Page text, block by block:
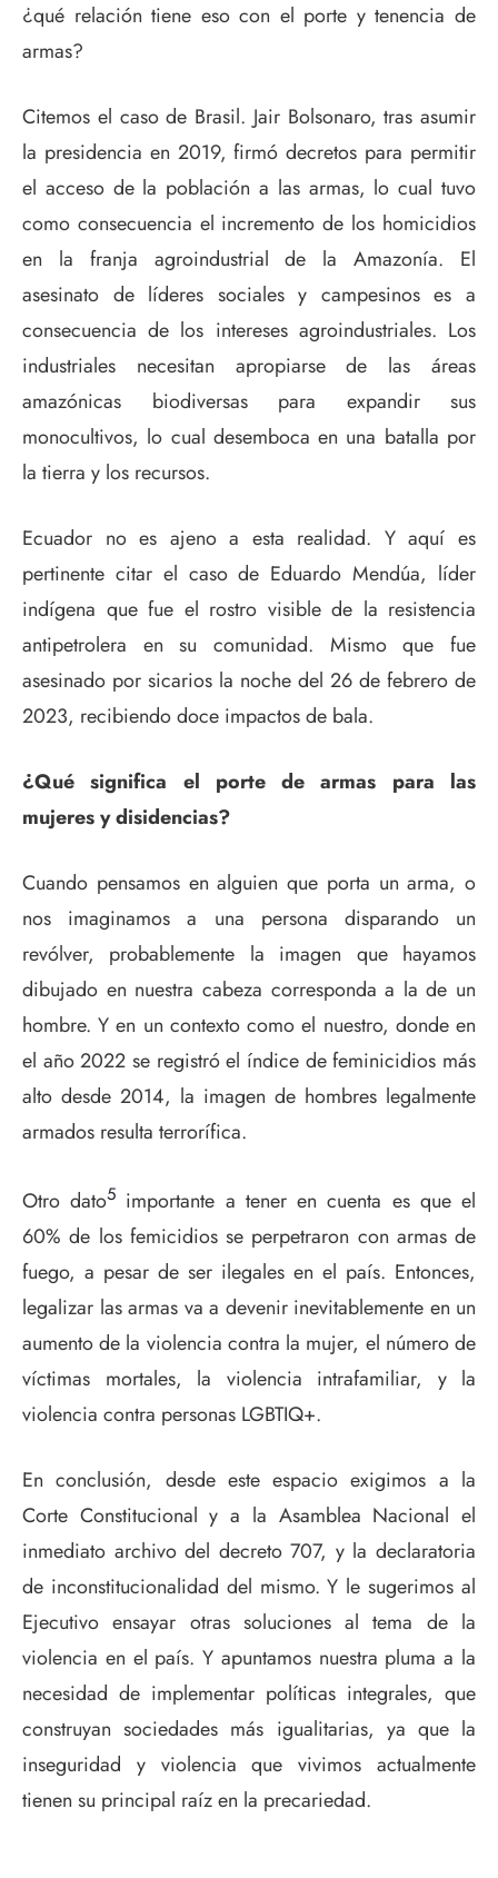
¿qué relación tiene eso con el porte y tenencia de
armas?
Citemos el caso de Brasil. Jair Bolsonaro, tras asumir
la presidencia en 2019, firmó decretos para permitir
el acceso de la población a las armas, lo cual tuvo
como consecuencia el incremento de los homicidios
en la franja agroindustrial de la Amazonía. El
asesinato de líderes sociales y campesinos es a
consecuencia de los intereses agroindustriales. Los
industriales necesitan apropiarse de las áreas
amazónicas biodiversas para expandir sus
monocultivos, lo cual desemboca en una batalla por
la tierra y los recursos.
Ecuador no es ajeno a esta realidad. Y aquí es
pertinente citar el caso de Eduardo Mendúa, líder
indígena que fue el rostro visible de la resistencia
antipetrolera en su comunidad. Mismo que fue
asesinado por sicarios la noche del 26 de febrero de
2023, recibiendo doce impactos de bala.
¿Qué significa el porte de armas para las
mujeres y disidencias?
Cuando pensamos en alguien que porta un arma, o
nos imaginamos a una persona disparando un
revólver, probablemente la imagen que hayamos
dibujado en nuestra cabeza corresponda a la de un
hombre. Y en un contexto como el nuestro, donde en
el año 2022 se registró el índice de feminicidios más
alto desde 2014, la imagen de hombres legalmente
armados resulta terrorífica.
Otro dato5 importante a tener en cuenta es que el
60% de los femicidios se perpetraron con armas de
fuego, a pesar de ser ilegales en el país. Entonces,
legalizar las armas va a devenir inevitablemente en un
aumento de la violencia contra la mujer, el número de
víctimas mortales, la violencia intrafamiliar, y la
violencia contra personas LGBTIQ+.
En conclusión, desde este espacio exigimos a la
Corte Constitucional y a la Asamblea Nacional el
inmediato archivo del decreto 707, y la declaratoria
de inconstitucionalidad del mismo. Y le sugerimos al
Ejecutivo ensayar otras soluciones al tema de la
violencia en el país. Y apuntamos nuestra pluma a la
necesidad de implementar políticas integrales, que
construyan sociedades más igualitarias, ya que la
inseguridad y violencia que vivimos actualmente
tienen su principal raíz en la precariedad.